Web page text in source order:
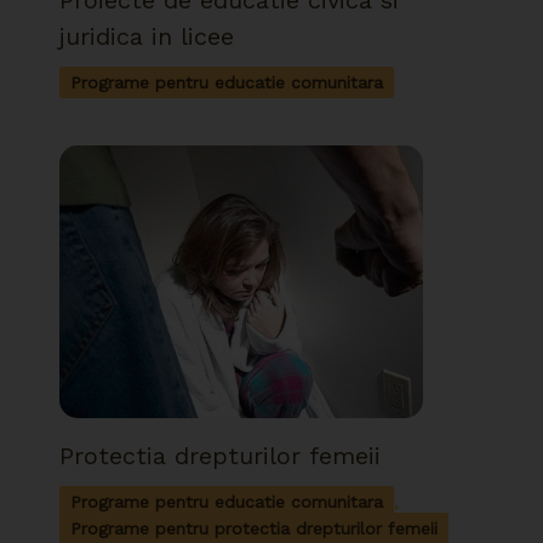
juridica in licee
Programe pentru educatie comunitara
Protectia drepturilor femeii
Programe pentru educatie comunitara
,
Programe pentru protectia drepturilor femeii